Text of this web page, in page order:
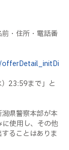
・住所・電話番
23:59まで」と
県警察本部が本
使用し、その他
ることはありま